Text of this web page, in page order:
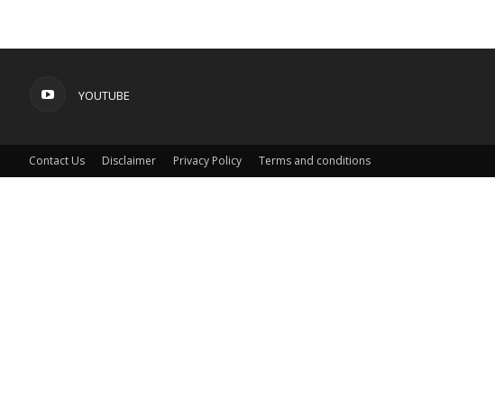
YOUTUBE
Contact Us Disclaimer Privacy Policy Terms and conditions